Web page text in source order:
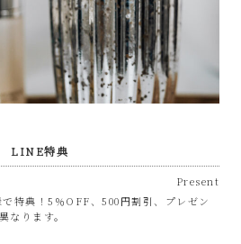
LINE特典
Present
特典！5％OFF、500円割引、プレゼン
なります。